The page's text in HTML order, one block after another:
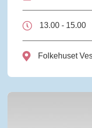
13.00 - 15.00
Folkehuset